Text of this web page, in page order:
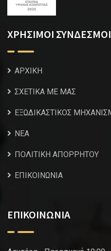
ΧΡΗΣΙΜΟΙ ΣΥΝΔΕΣΜΟΙ
ΑΡΧΙΚΗ
ΣΧΕΤΙΚΑ ΜΕ ΜΑΣ
ΕΞΩΔΙΚΑΣΤΙΚΟΣ
NEA
ΠΟΛΙΤΙΚΗ ΑΠΟΡΡΗΤΟΥ
ΕΠΙΚΟΙΝΩΝΙΑ
ΕΠΙΚΟΙΝΩΝΙΑ